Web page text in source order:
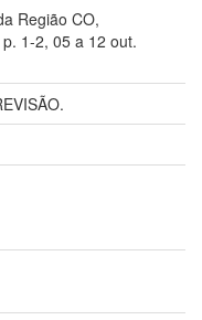
Região CO,
1-2, 05 a 12 out.